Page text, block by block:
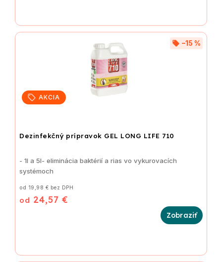
AKCIA
Dezinfekčný prípravok GEL LONG LIFE 710
–15 %
od 19,98 € bez DPH
od 24,57 €
- 1l a 5l- eliminácia baktérií a rias vo vykurovacích
systémoch